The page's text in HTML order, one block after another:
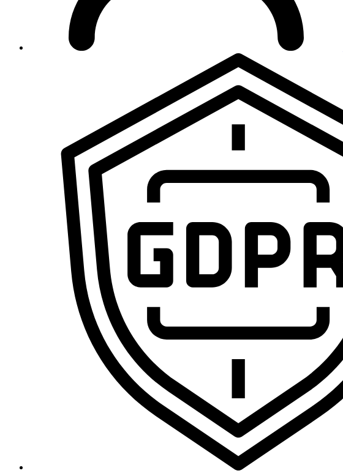
Domina la sistematización con IA y conviértete en el profesional que
Primeros Pasos en VA360
Ecosistema Claude desde cero: domina el chat, Skills, MCP y Claude Code
Curso de n8n 2.0: Domina las Automatizaciones de Cero a Experto [Edición 2026]
Curso de Agentes IA – De cero a experto
Marco Legal de la IA: RGPD, IA Act y Data Act para Profesionales
Curso de VibeCoding de Cero a Experto
Freepik Spaces desde cero: crea, organiza y automatiza contenido
Curso de CapCut de Cero a Experto por Ramon Teleco
Legal y Blog